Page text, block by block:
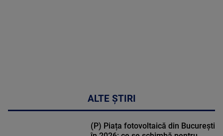
ALTE ȘTIRI
(P) Piața fotovoltaică din București